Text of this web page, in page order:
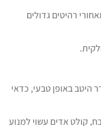
רהיטים גדולים
היטב באופן טבעי, כדאי
קולט אדים עשוי למנוע